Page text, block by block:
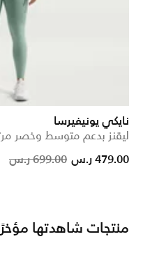
نايكي يونيفيرسا
ليقنز بدعم متوسط وخصر
reduced from
699.00 ر.سto 479.00 ر.س
منتجات شاهدتها